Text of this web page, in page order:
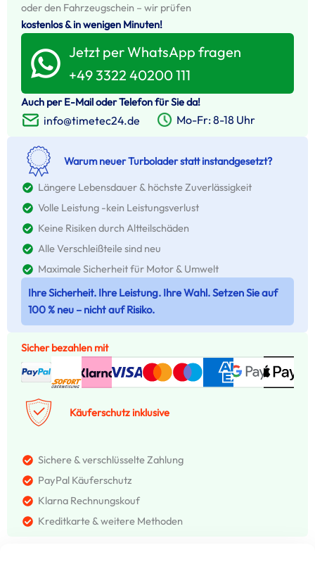
oder den Fahrzeugschein – wir prüfen
kostenlos & in wenigen Minuten!
Jetzt per WhatsApp fragen
+49 3322 40200 111
Auch per E-Mail oder Telefon für Sie da!
info@timetec24.de Mo-Fr: 8-18 Uhr
Warum neuer Turbolader statt instandgesetzt?
Längere Lebensdauer & höchste Zuverlässigkeit
Volle Leistung -kein Leistungsverlust
Keine Risiken durch Altteilschäden
Alle Verschleißteile sind neu
Maximale Sicherheit für Motor & Umwelt
Ihre Sicherheit. Ihre Leistung. Ihre Wahl. Setzen Sie auf
100 % neu – nicht auf Risiko.
Sicher bezahlen mit
Käuferschutz inklusive
Sichere & verschlüsselte Zahlung
PayPal Käuferschutz
Klarna Rechnungskouf
Kreditkarte & weitere Methoden